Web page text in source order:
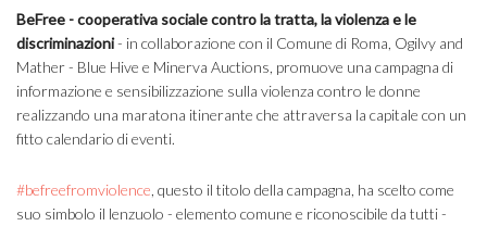
BeFree - cooperativa sociale contro la tratta, la violenza e le
discriminazioni- in collaborazione con il Comune di Roma, Ogilvy and
Mather - Blue Hive e Minerva Auctions, promuove una campagna di
informazione e sensibilizzazione sulla violenza contro le donne
realizzando una maratona itinerante che attraversa la capitale con un
fitto calendario di eventi.
#befreefromviolence , questo il titolo della campagna, ha scelto come
suo simbolo il lenzuolo - elemento comune e riconoscibile da tutti -